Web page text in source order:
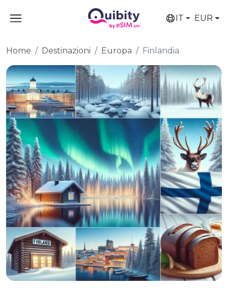
IT EUR
Home Destinazioni Europa Finlandia